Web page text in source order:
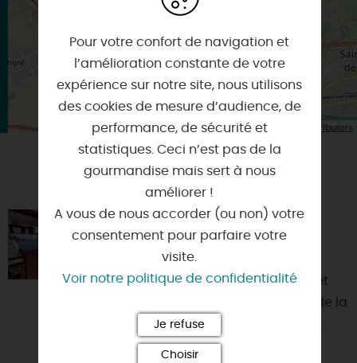
Leaflet | Map data ©OpenStreetMap contributors
45000 - ORLEANS
Votre séjour à Orléans, Ville d'Art et
d'Histoire et aujourd'hui capitale de la
région Centre-Val de Loire, se doit
d'être passe...
Pour votre confort de navigation et
l’amélioration constante de votre
expérience sur notre site, nous utilisons
des cookies de mesure d’audience, de
performance, de sécurité et
statistiques. Ceci n’est pas de la
gourmandise mais sert à nous
améliorer !
A vous de nous accorder (ou non) votre
consentement pour parfaire votre
visite.
Voir notre politique de confidentialité
Je refuse
Choisir